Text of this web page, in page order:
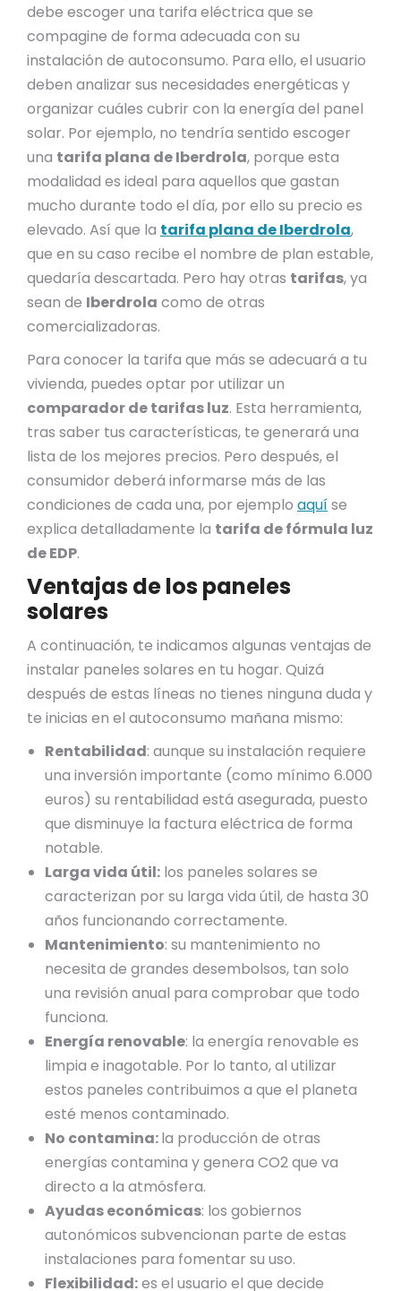
debe escoger una tarifa eléctrica que se
compagine de forma adecuada con su
instalación de autoconsumo. Para ello, el usuario
deben analizar sus necesidades energéticas y
organizar cuáles cubrir con la energía del panel
solar. Por ejemplo, no tendría sentido escoger
una tarifa plana de Iberdrola, porque esta
modalidad es ideal para aquellos que gastan
mucho durante todo el día, por ello su precio es
elevado. Así que la tarifa plana de Iberdrola,
que en su caso recibe el nombre de plan estable,
quedaría descartada. Pero hay otras tarifas, ya
sean de Iberdrola como de otras
comercializadoras.
Para conocer la tarifa que más se adecuará a tu
vivienda, puedes optar por utilizar un
comparador de tarifas luz. Esta herramienta,
tras saber tus características, te generará una
lista de los mejores precios. Pero después, el
consumidor deberá informarse más de las
condiciones de cada una, por ejemplo aquíse
explica detalladamente la tarifa de fórmula luz
de EDP.
Ventajas de los paneles
solares
A continuación, te indicamos algunas ventajas de
instalar paneles solares en tu hogar. Quizá
después de estas líneas no tienes ninguna duda y
te inicias en el autoconsumo mañana mismo:
Rentabilidad: aunque su instalación requiere
una inversión importante (como mínimo 6.000
euros) su rentabilidad está asegurada, puesto
que disminuye la factura eléctrica de forma
notable.
Larga vida útil: los paneles solares se
caracterizan por su larga vida útil, de hasta 30
años funcionando correctamente.
Mantenimiento: su mantenimiento no
necesita de grandes desembolsos, tan solo
una revisión anual para comprobar que todo
funciona.
Energía renovable: la energía renovable es
limpia e inagotable. Por lo tanto, al utilizar
estos paneles contribuimos a que el planeta
esté menos contaminado.
No contamina:la producción de otras
energías contamina y genera CO2 que va
directo a la atmósfera.
Ayudas económicas: los gobiernos
autonómicos subvencionan parte de estas
instalaciones para fomentar su uso.
Flexibilidad:es el usuario el que decide